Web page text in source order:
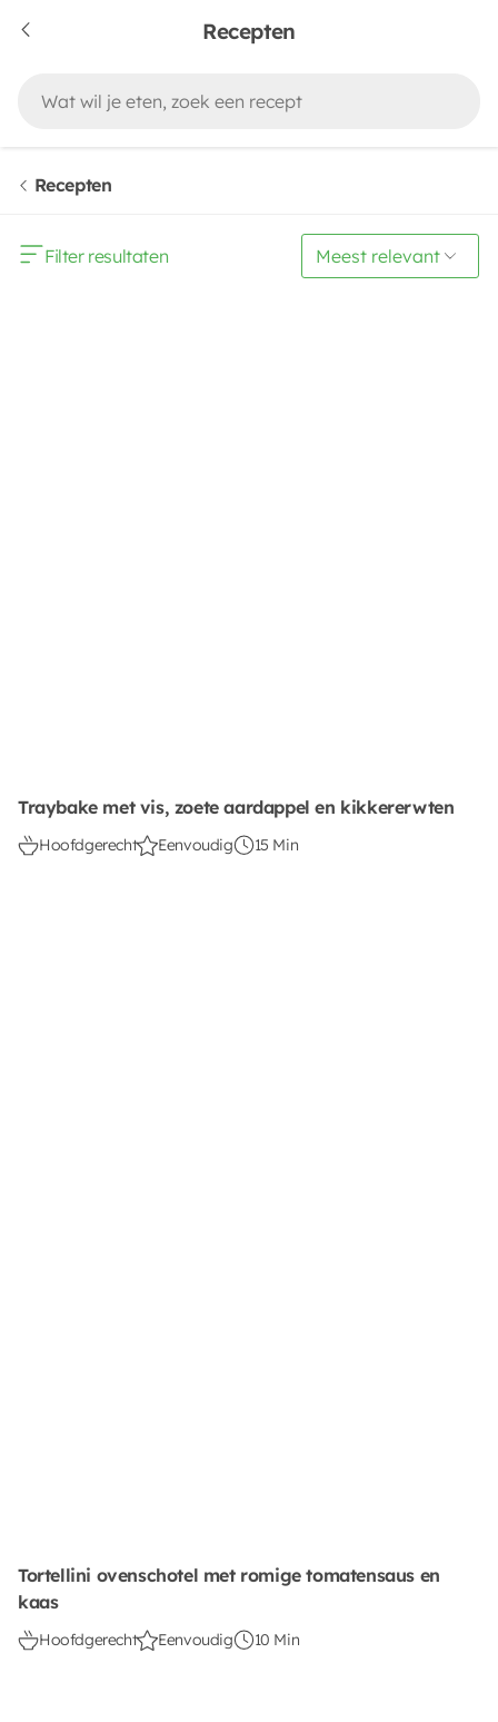
Recepten
Recepten
Filter resultaten
Traybake met vis, zoete aardappel en kikkererwten
Hoofdgerecht Eenvoudig 15 Min
Tortellini ovenschotel met romige tomatensaus en
kaas
Hoofdgerecht Eenvoudig 10 Min